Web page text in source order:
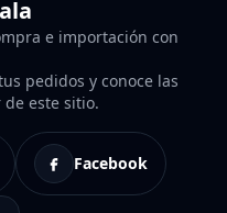
e importación con
pedidos y conoce las
este sitio.
Facebook